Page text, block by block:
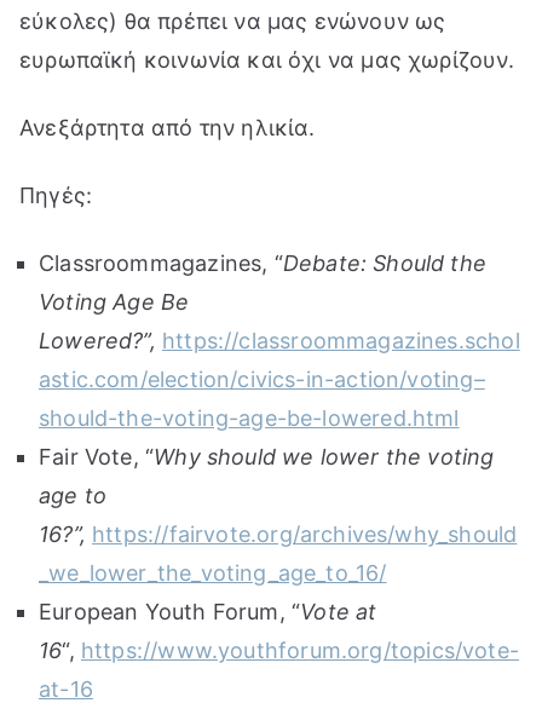
εύκολες) θα πρέπει να μας ενώνουν ως
ευρωπαϊκή κοινωνία και όχι να μας χωρίζουν.
Ανεξάρτητα από την ηλικία.
Πηγές:
Classroommagazines, “Debate: Should the
Voting Age Be
Lowered?”, https://classroommagazines.schol
astic.com/election/civics-in-action/voting–
should-the-voting-age-be-lowered.html
Fair Vote, “Why should we lower the voting
age to
16?”, https://fairvote.org/archives/why_should
_we_lower_the_voting_age_to_16/
European Youth Forum, “Vote at
16“, https://www.youthforum.org/topics/vote-
at-16